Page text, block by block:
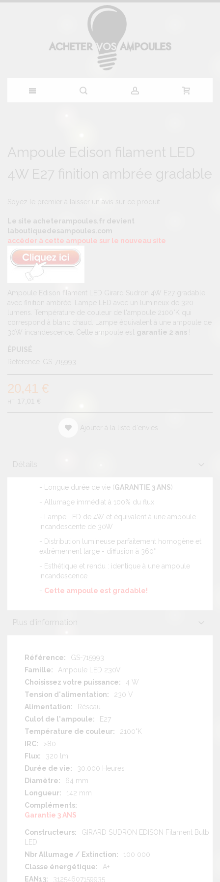
contenu
the
of
the
gallery
the
beginning
of
the
gallery
Ampoule Edison filament LED
4W E27 finition ambrée gradable
Soyez le premier à laisser un avis sur ce produit
Le site acheterampoules.fr devient
laboutiquedesampoules.com
accèder à cette ampoule sur le nouveau site
Ampoule Edison filament LED Girard Sudron 4W E27 gradable
avec finition ambrée. Lampe LED avec un lumineux de 320
lumens. Température de couleur de l'ampoule 2100°K qui
correspond à blanc chaud. Lampe équivalent à une ampoule de
30W incandescence. Cette ampoule est garantie 2 ans !
ÉPUISÉ
Référence GS-715993
20,41 €
17,01 €
Ajouter à la liste d'envies
Détails
- Longue durée de vie (GARANTIE 3 ANS)
- Allumage immédiat à 100% du flux
- Lampe LED de 4W et équivalent à une ampoule
incandescente de 30W
- Distribution lumineuse parfaitement homogène et
extrêmement large - diffusion à 360°
- Esthétique et rendu : identique à une ampoule
incandescence
- Cette ampoule est gradable!
Plus d'information
Plus
d'information
GS-715993
Ampoule LED 230V
4 W
230 V
Réseau
E27
2100°K
>80
320 lm
30.000 Heures
64 mm
142 mm
Garantie 3 ANS
GIRARD SUDRON EDISON Filament Bulb
LED
100 000
A+
31254607159935